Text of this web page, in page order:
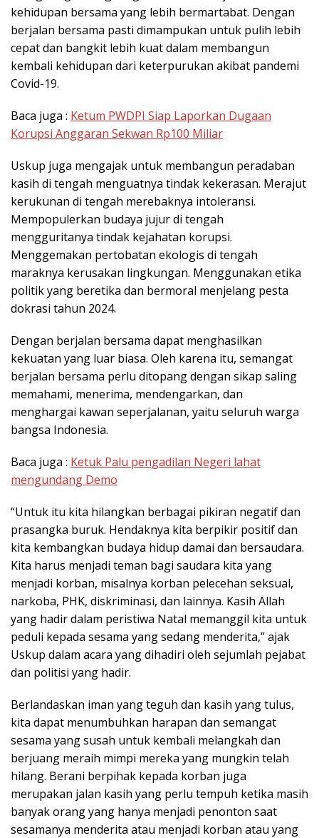
kehidupan bersama yang lebih bermartabat. Dengan
berjalan bersama pasti dimampukan untuk pulih lebih
cepat dan bangkit lebih kuat dalam membangun
kembali kehidupan dari keterpurukan akibat pandemi
Covid-19.
Baca juga : Ketum PWDPI Siap Laporkan Dugaan
Korupsi Anggaran Sekwan Rp100 Miliar
Uskup juga mengajak untuk membangun peradaban
kasih di tengah menguatnya tindak kekerasan. Merajut
kerukunan di tengah merebaknya intoleransi.
Mempopulerkan budaya jujur di tengah
mengguritanya tindak kejahatan korupsi.
Menggemakan pertobatan ekologis di tengah
maraknya kerusakan lingkungan. Menggunakan etika
politik yang beretika dan bermoral menjelang pesta
dokrasi tahun 2024.
Dengan berjalan bersama dapat menghasilkan
kekuatan yang luar biasa. Oleh karena itu, semangat
berjalan bersama perlu ditopang dengan sikap saling
memahami, menerima, mendengarkan, dan
menghargai kawan seperjalanan, yaitu seluruh warga
bangsa Indonesia.
Baca juga : Ketuk Palu pengadilan Negeri lahat
mengundang Demo
“Untuk itu kita hilangkan berbagai pikiran negatif dan
prasangka buruk. Hendaknya kita berpikir positif dan
kita kembangkan budaya hidup damai dan bersaudara.
Kita harus menjadi teman bagi saudara kita yang
menjadi korban, misalnya korban pelecehan seksual,
narkoba, PHK, diskriminasi, dan lainnya. Kasih Allah
yang hadir dalam peristiwa Natal memanggil kita untuk
peduli kepada sesama yang sedang menderita,” ajak
Uskup dalam acara yang dihadiri oleh sejumlah pejabat
dan politisi yang hadir.
Berlandaskan iman yang teguh dan kasih yang tulus,
kita dapat menumbuhkan harapan dan semangat
sesama yang susah untuk kembali melangkah dan
berjuang meraih mimpi mereka yang mungkin telah
hilang. Berani berpihak kepada korban juga
merupakan jalan kasih yang perlu tempuh ketika masih
banyak orang yang hanya menjadi penonton saat
sesamanya menderita atau menjadi korban atau yang